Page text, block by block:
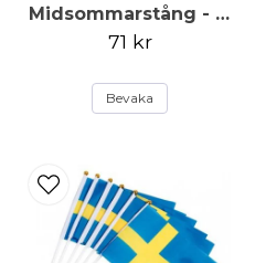
Midsommarstång - Vit
71 kr
Bevaka